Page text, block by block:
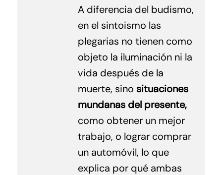
A diferencia del budismo,
en el sintoismo las
plegarias no tienen como
objeto la iluminación ni la
vida después de la
muerte, sino situaciones
mundanas del presente,
como obtener un mejor
trabajo, o lograr comprar
un automóvil, lo que
explica por qué ambas